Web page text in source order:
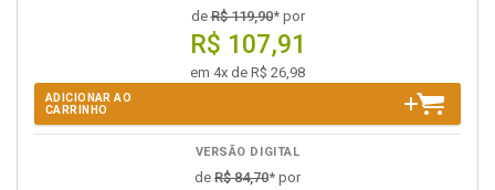
deR$ 119,90* por
R$ 107,91
em 4x de R$ 26,98
ADICIONAR AO
CARRINHO
VERSÃO DIGITAL
de R$ 84,70* por